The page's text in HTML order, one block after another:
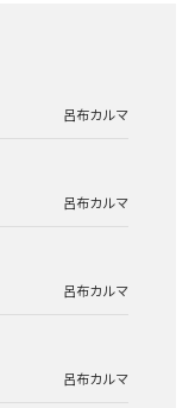
呂布カルマ
呂布カルマ
呂布カルマ
呂布カルマ